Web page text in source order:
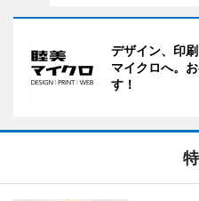
デザイン、印
マイクロへ。
す！